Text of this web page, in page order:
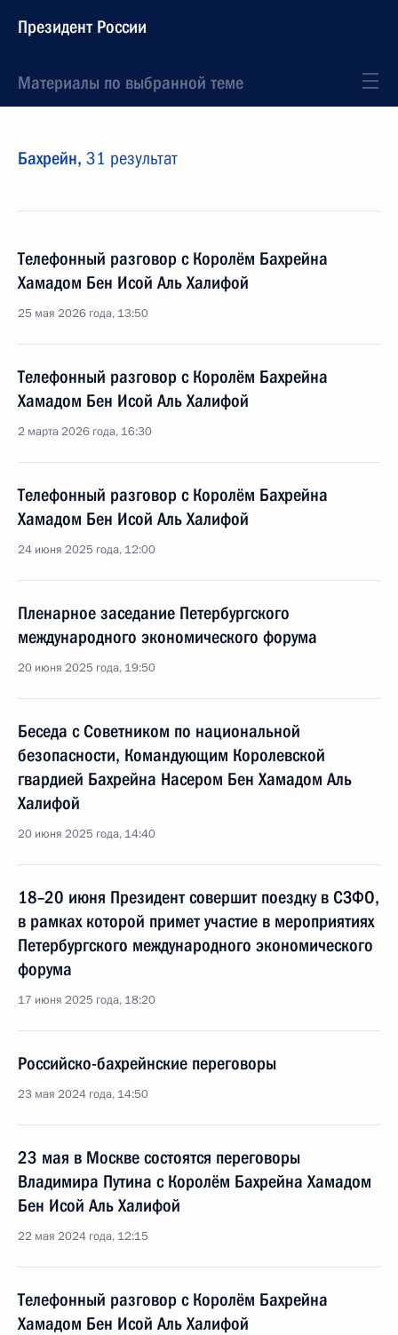
Президент России
Материалы по выбранной теме
Бахрейн, 31 результат
Телефонный разговор с Королём Бахрейна
Хамадом Бен Исой Аль Халифой
25 мая 2026 года, 13:50
Телефонный разговор с Королём Бахрейна
Хамадом Бен Исой Аль Халифой
2 марта 2026 года, 16:30
Телефонный разговор с Королём Бахрейна
Хамадом Бен Исой Аль Халифой
24 июня 2025 года, 12:00
Пленарное заседание Петербургского
международного экономического форума
20 июня 2025 года, 19:50
Беседа с Советником по национальной
безопасности, Командующим Королевской
гвардией Бахрейна Насером Бен Хамадом Аль
Халифой
20 июня 2025 года, 14:40
18–20 июня Президент совершит поездку в СЗФО,
в рамках которой примет участие в мероприятиях
Петербургского международного экономического
форума
17 июня 2025 года, 18:20
Российско-бахрейнские переговоры
23 мая 2024 года, 14:50
23 мая в Москве состоятся переговоры
Владимира Путина с Королём Бахрейна Хамадом
Бен Исой Аль Халифой
22 мая 2024 года, 12:15
Телефонный разговор с Королём Бахрейна
Хамадом Бен Исой Аль Халифой